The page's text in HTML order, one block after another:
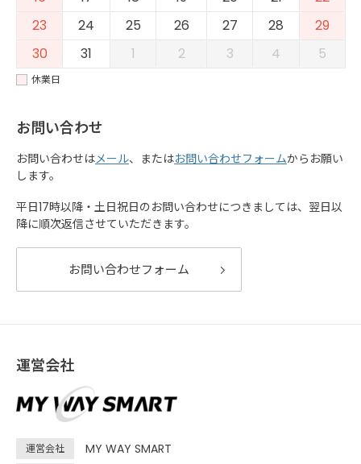
23
24 25 26 27 28
29
30
31 1 2 3 4 5
休業日
お問い合わせ
お問い合わせはメール、またはお問い合わせフォームからお願い
します。
平日17時以降・土日祝日のお問い合わせにつきましては、翌日以
降に順次返信させていただきます。
お問い合わせフォーム
運営会社
運営会社 MY WAY SMART